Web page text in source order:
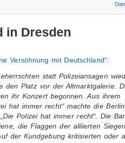
in Dresden
Versöhnung mit Deutschland”:
statt Polizeiansagen
den Platz vor der Altmarktgalerie.
ihr Konzert begonnen. Aus ihrem
hat immer recht“ machte die
Polizei hat immer recht“. Die
die Flaggen der alliierten
der Kundgebung kritisierten oder